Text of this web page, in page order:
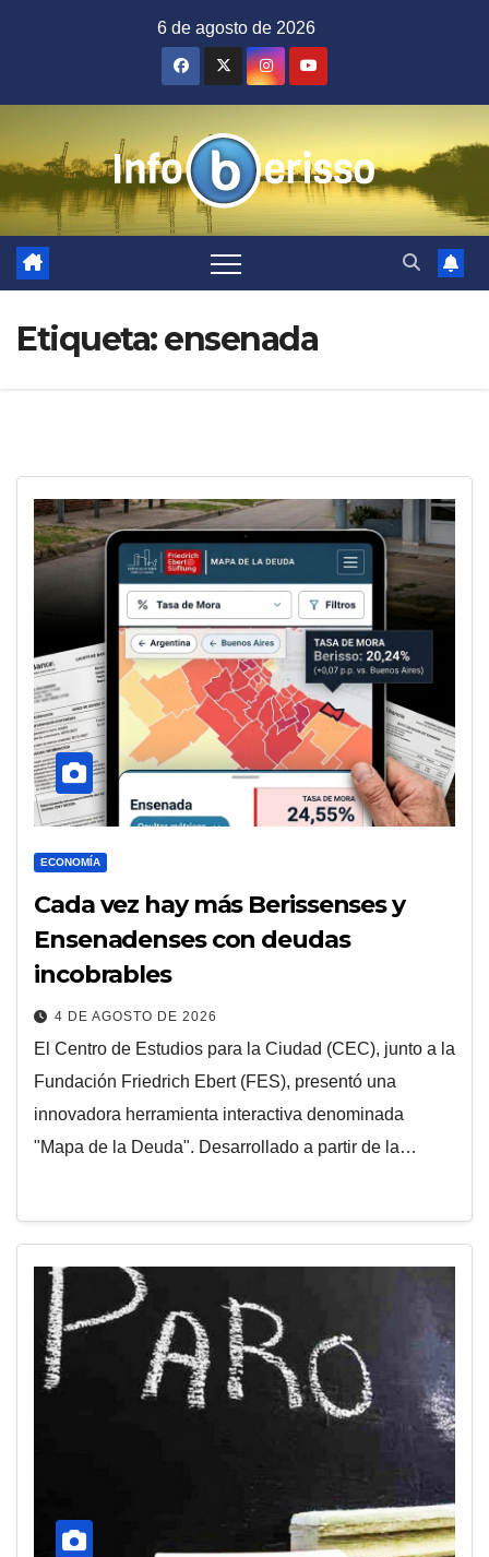
6 de agosto de 2026
Etiqueta:ensenada
ECONOMÍA
Cada vez hay más Berissenses y
Ensenadenses con deudas
incobrables
4 DE AGOSTO DE 2026
El Centro de Estudios para la Ciudad (CEC), junto a la
Fundación Friedrich Ebert (FES), presentó una
innovadora herramienta interactiva denominada
"Mapa de la Deuda". Desarrollado a partir de la…